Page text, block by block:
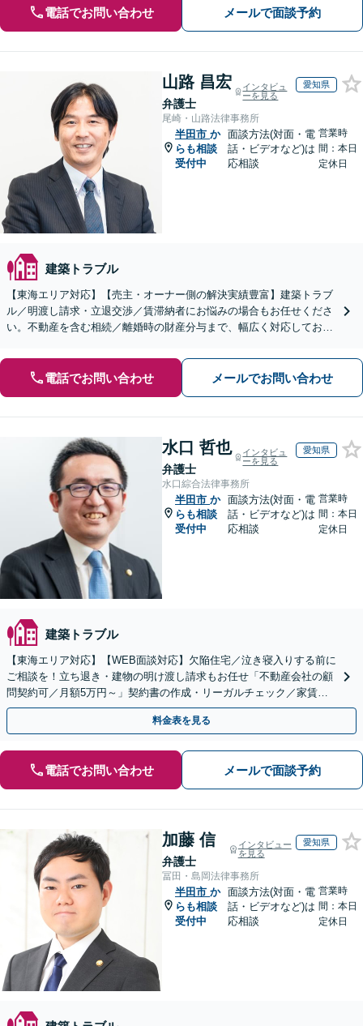
電話でお問い合わせ メールで面談予約
山路 昌宏
弁護士
インタビュ
ーを見る
愛知県
尾崎・山路法律事務所
半田市 か
らも相談
受付中
面談方法(対面・電
話・ビデオなど)は
応相談
営業時
間：本日
定休日
建築トラブル
【東海エリア対応】【売主・オーナー側の解決実績豊富】建築トラブ
ル／明渡し請求・立退交渉／賃滞納者にお悩みの場合もお任せくださ
い。不動産を含む相続／離婚時の財産分与まで、幅広く対応しており
電話でお問い合わせ メールでお問い合わせ
水口 哲也
弁護士
インタビュ
ーを見る
愛知県
水口綜合法律事務所
半田市 か
らも相談
受付中
面談方法(対面・電
話・ビデオなど)は
応相談
営業時
間：本日
定休日
建築トラブル
【東海エリア対応】【WEB面談対応】欠陥住宅／泣き寝入りする前に
ご相談を！立ち退き・建物の明け渡し請求もお任せ「不動産会社の顧
問契約可／月額5万円～」契約書の作成・リーガルチェック／家賃の
未払い対応／立退料の増額対応など【休日・夜間相談可】
料金表を見る
電話でお問い合わせ メールで面談予約
加藤 信
弁護士
インタビュー
を見る
愛知県
冨田・島岡法律事務所
半田市 か
らも相談
受付中
面談方法(対面・電
話・ビデオなど)は
応相談
営業時
間：本日
定休日